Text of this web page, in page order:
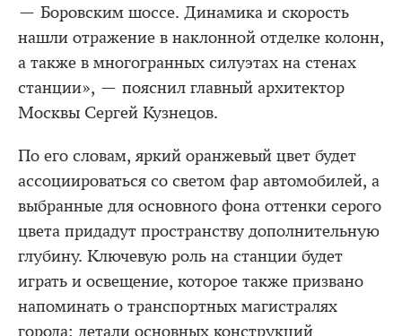
— Боровским шоссе. Динамика и скорость
нашли отражение в наклонной отделке колонн,
а также в многогранных силуэтах на стенах
станции», — пояснил главный архитектор
Москвы Сергей Кузнецов.
По его словам, яркий оранжевый цвет будет
ассоциироваться со светом фар автомобилей, а
выбранные для основного фона оттенки серого
цвета придадут пространству дополнительную
глубину. Ключевую роль на станции будет
играть и освещение, которое также призвано
напоминать о транспортных магистралях
города: детали основных конструкций